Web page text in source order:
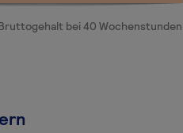
bei 40